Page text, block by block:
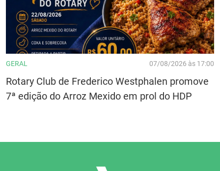
GERAL 07/08/2026 às 17:00
Rotary Club de Frederico Westphalen promove
7ª edição do Arroz Mexido em prol do HDP